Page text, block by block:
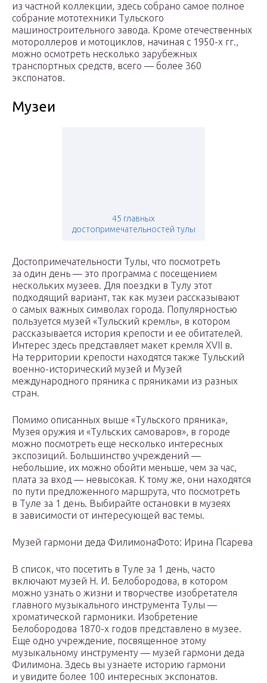
из частной коллекции, здесь собрано самое полное
собрание мототехники Тульского
машиностроительного завода. Кроме отечественных
мотороллеров и мотоциклов, начиная с 1950-х гг.,
можно осмотреть несколько зарубежных
транспортных средств, всего — более 360
экспонатов.
Музеи
45 главных
достопримечательностей тулы
Достопримечательности Тулы, что посмотреть
за один день — это программа с посещением
нескольких музеев. Для поездки в Тулу этот
подходящий вариант, так как музеи рассказывают
о самых важных символах города. Популярностью
пользуется музей «Тульский кремль», в котором
рассказывается история крепости и ее обитателей.
Интерес здесь представляет макет кремля XVII в.
На территории крепости находятся также Тульский
военно-исторический музей и Музей
международного пряника с пряниками из разных
стран.
Помимо описанных выше «Тульского пряника»,
Музея оружия и «Тульских самоваров», в городе
можно посмотреть еще несколько интересных
экспозиций. Большинство учреждений —
небольшие, их можно обойти меньше, чем за час,
плата за вход — невысокая. К тому же, они находятся
по пути предложенного маршрута, что посмотреть
в Туле за 1 день. Выбирайте остановки в музеях
в зависимости от интересующей вас темы.
Музей гармони деда ФилимонаФото: Ирина Псарева
В список, что посетить в Туле за 1 день, часто
включают музей Н. И. Белобородова, в котором
можно узнать о жизни и творчестве изобретателя
главного музыкального инструмента Тулы —
хроматической гармоники. Изобретение
Белобородова 1870-х годов представлено в музее.
Еще одно учреждение, посвященное этому
музыкальному инструменту — музей гармони деда
Филимона. Здесь вы узнаете историю гармони
и увидите более 100 интересных экспонатов.